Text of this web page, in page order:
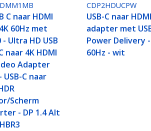
C naar HDMI
60Hz met
- Ultra HD USB
naar 4K HDMI
Adapter
USB-C naar
Scherm
- DP 1.4 Alt
CDP2HDUCPW
USB-C naar
adapter met
Power Delivery
60Hz - wit